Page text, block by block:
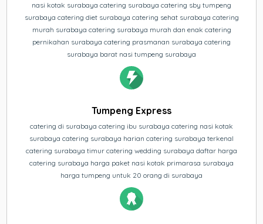
nasi kotak surabaya catering surabaya catering sby tumpeng
surabaya catering diet surabaya catering sehat surabaya catering
murah surabaya catering surabaya murah dan enak catering
pernikahan surabaya catering prasmanan surabaya catering
surabaya barat nasi tumpeng surabaya
Tumpeng Express
catering di surabaya catering ibu surabaya catering nasi kotak
surabaya catering surabaya harian catering surabaya terkenal
catering surabaya timur catering wedding surabaya daftar harga
catering surabaya harga paket nasi kotak primarasa surabaya
harga tumpeng untuk 20 orang di surabaya